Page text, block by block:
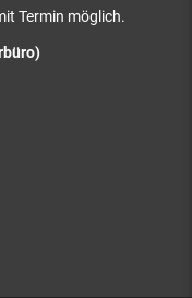
Termin möglich.